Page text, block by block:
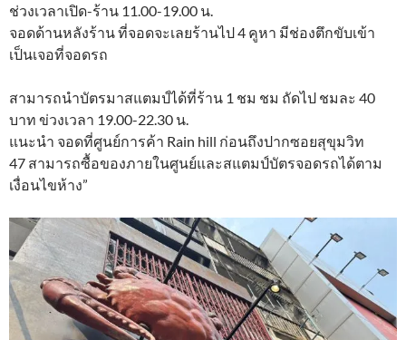
ช่วงเวลาเปิด-ร้าน 11.00-19.00 น.
จอดด้านหลังร้าน ที่จอดจะเลยร้านไป 4 คูหา มีช่องตึกขับเข้า
เป็นเจอที่จอดรถ
สามารถนำบัตรมาสแตมป์ได้ที่ร้าน 1 ชม ชม ถัดไป ชมละ 40
บาท ข่วงเวลา 19.00-22.30 น.
แนะนำ จอดที่ศูนย์การค้า Rain hill ก่อนถึงปากซอยสุขุมวิท
47 สามารถซื้อของภายในศูนย์และสแตมป์บัตรจอดรถได้ตาม
เงื่อนไขห้าง”